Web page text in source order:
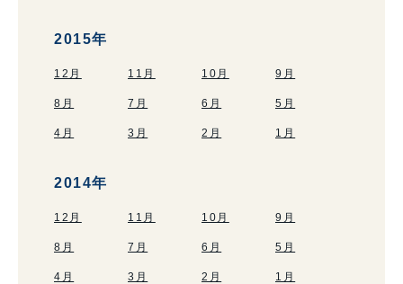
2015年
12月 11月 10月 9月
8月 7月 6月 5月
4月 3月 2月 1月
2014年
12月 11月 10月 9月
8月 7月 6月 5月
4月 3月 2月 1月